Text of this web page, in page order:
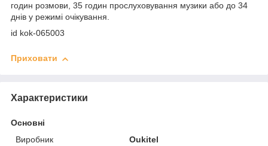
годин розмови, 35 годин прослуховування музики або до 34
днів у режимі очікування.
id kok-065003
Приховати
Характеристики
Основні
Виробник
Oukitel